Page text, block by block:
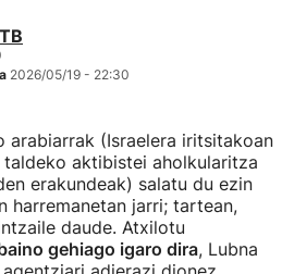
2026/05/19 - 22:30
arabiarrak (Israelera iritsitakoan
taldeko aktibistei aholkularitza
erakundeak) salatu du ezin
harremanetan jarri; tartean,
daude. Atxilotu
gehiago igaro dira, Lubna